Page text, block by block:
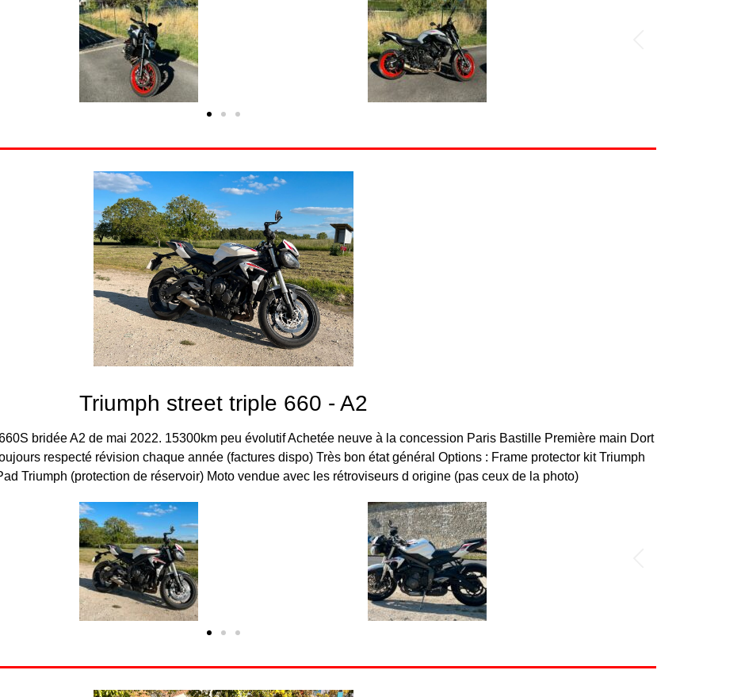
Triumph street triple 660 - A2
bridée A2 de mai 2022. 15300km peu évolutif Achetée neuve à la concession Paris Bastille Première main Dort
respecté révision chaque année (factures dispo) Très bon état général Options : Frame protector kit Triumph
Triumph (protection de réservoir) Moto vendue avec les rétroviseurs d origine (pas ceux de la photo)